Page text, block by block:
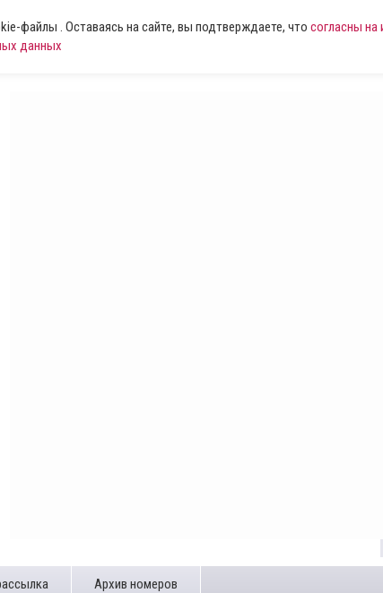
файлы . Оставаясь на сайте, вы подтверждаете, что согласны на
данных
Архив номеров